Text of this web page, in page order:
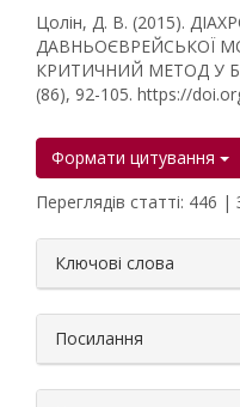
Цолін, Д. В. (2015).
ДАВНЬОЄВРЕЙСЬКОЇ
КРИТИЧНИЙ МЕТОД У
(86), 92-105. https://
Формати цитування
Переглядів статті: 446
Ключові слова
Посилання